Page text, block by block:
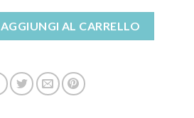
AGGIUNGI AL CARRELLO